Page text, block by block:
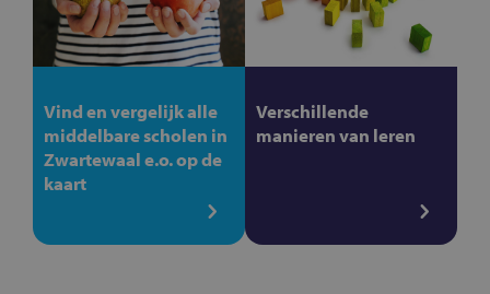
Vind en vergelijk alle
middelbare scholen in
Zwartewaal e.o. op de
kaart
Verschillende
manieren van leren